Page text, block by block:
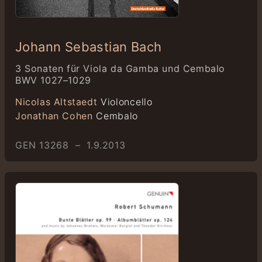
Johann Sebastian Bach
3 Sonaten für Viola da Gamba und Cembalo
BWV 1027–1029
Nicolas Altstaedt Violoncello
Jonathan Cohen Cembalo
GEN 13268 – 1.9.2013